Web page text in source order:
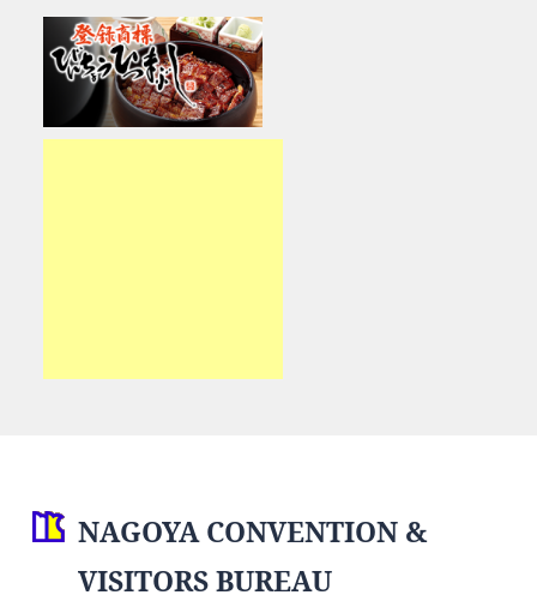
NAGOYA CONVENTION &
VISITORS BUREAU